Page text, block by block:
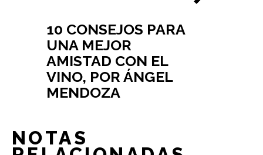
10 CONSEJOS PARA
UNA MEJOR
AMISTAD CON EL
VINO, POR ÁNGEL
MENDOZA
NOTAS